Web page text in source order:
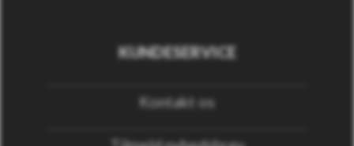
KUNDESERVICE
Kontakt os